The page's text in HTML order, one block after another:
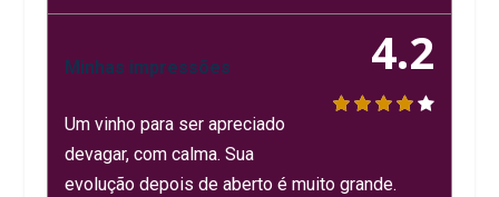
4.2
Minhas impressões
Um vinho para ser apreciado
devagar, com calma. Sua
evolução depois de aberto é muito grande.